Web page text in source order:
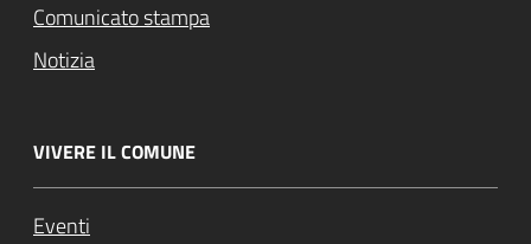
Comunicato stampa
Notizia
VIVERE IL COMUNE
Eventi